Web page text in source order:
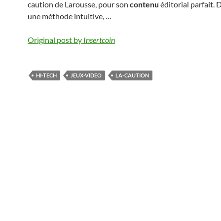
caution de Larousse, pour son contenu éditorial parfait.
une méthode intuitive, …
Original post by Insertcoin
HI-TECH JEUX-VIDEO LA-CAUTION